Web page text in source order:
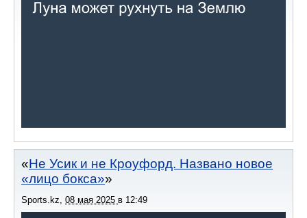
Не Усик и не Кроуфорд. Названо новое
«лицо бокса»
Sports.kz, 08 мая 2025 в 12:49